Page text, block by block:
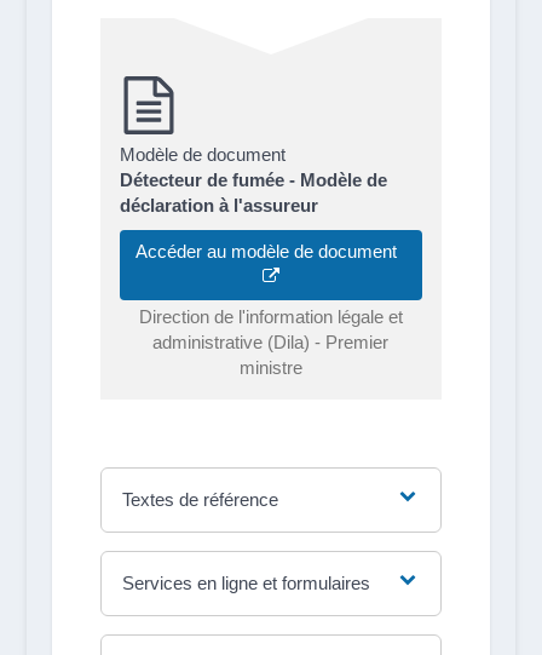
Modèle de document
Détecteur de fumée - Modèle de
déclaration à l'assureur
Accéder au modèle de document
Direction de l'information légale et
administrative (Dila) - Premier
ministre
Textes de référence
Services en ligne et formulaires